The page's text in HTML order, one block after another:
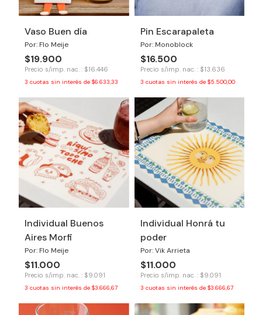
Vaso Buen día
Por: Flo Meije
$19.900
Precio s/imp. nac. : $16.446
3 cuotas sin interés de $6.633,33
Pin Escarapaleta
Por: Monoblock
$16.500
Precio s/imp. nac. : $13.636
3 cuotas sin interés de $5.500,00
Individual Buenos
Aires Morfi
Por: Flo Meije
$11.000
Precio s/imp. nac. : $9.091
3 cuotas sin interés de $3.666,67
Individual Honrá tu
poder
Por: Vik Arrieta
$11.000
Precio s/imp. nac. : $9.091
3 cuotas sin interés de $3.666,67